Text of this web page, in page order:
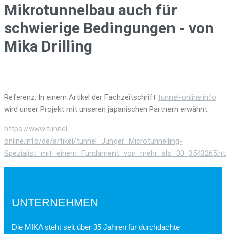
Mikrotunnelbau auch für
schwierige Bedingungen - von
Mika Drilling
Referenz: In einem Artikel der Fachzeitschrift tunnel-online.info
wird unser Projekt mit unseren japanischen Partnern erwähnt:
https://www.tunnel-
online.info/de/artikel/tunnel_Junger_Microtunnelling-
UNTERNEHMEN
Die MIKA steht seit über 35 Jahren für durchdachte